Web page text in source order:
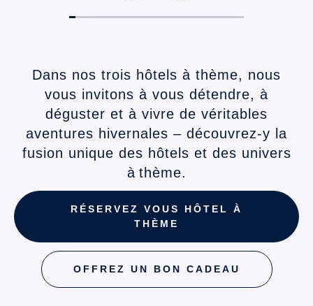
Dans nos trois hôtels à thème, nous
vous invitons à vous détendre, à
déguster et à vivre de véritables
aventures hivernales – découvrez-y la
fusion unique des hôtels et des univers
à thème.
RÉSERVEZ VOUS HÔTEL À
THÈME
OFFREZ UN BON CADEAU